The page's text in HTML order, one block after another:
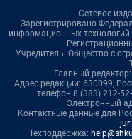
Сетевое
Зарегистрировано
информационных
Учредитель: Общество с
Главный
Адрес редакции: 630099,
телефон 8 (383) 212-
Электронный
Контактные данные для
Техподдержка: